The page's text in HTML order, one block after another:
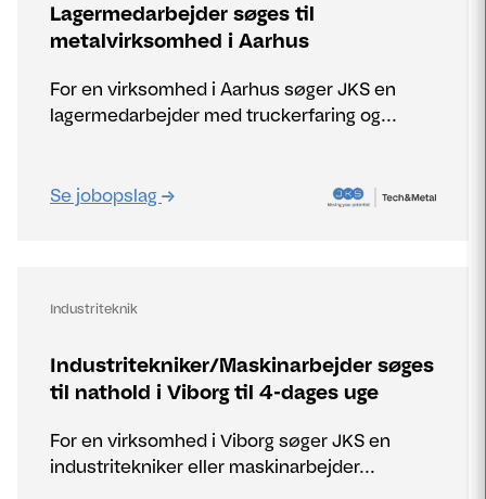
Lagermedarbejder søges til
metalvirksomhed i Aarhus
For en virksomhed i Aarhus søger JKS en
lagermedarbejder med truckerfaring og...
Se jobopslag
Industriteknik
Industritekniker/Maskinarbejder søges
til nathold i Viborg til 4-dages uge
For en virksomhed i Viborg søger JKS en
industritekniker eller maskinarbejder...